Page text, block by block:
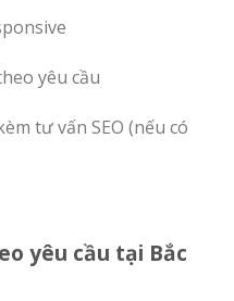
yêu cầu
tư vấn SEO (nếu có
yêu cầu tại Bắc